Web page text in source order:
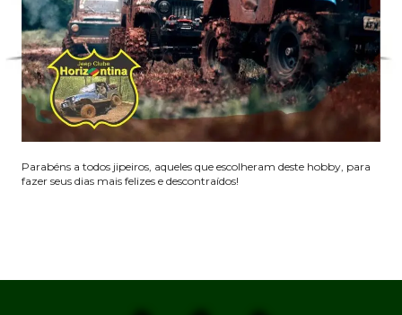
Parabéns a todos jipeiros, aqueles que escolheram deste hobby, para
fazer seus dias mais felizes e descontraídos!